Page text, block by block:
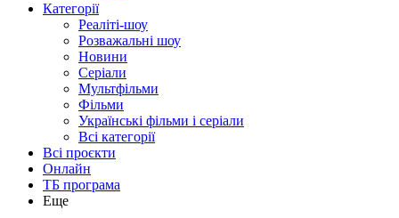
Категорії
Реаліті-шоу
Розважальні шоу
Новини
Серіали
Мультфільми
Фільми
Українські фільми і серіали
Всі категорії
Всі проєкти
Онлайн
ТБ програма
Еще